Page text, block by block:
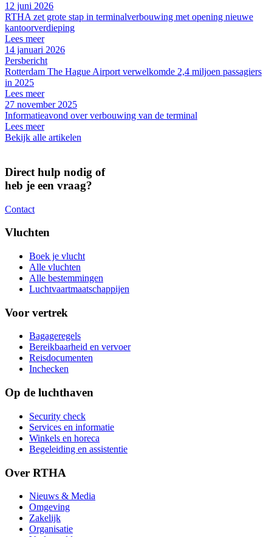
12 juni 2026
RTHA zet grote stap in terminalverbouwing met opening nieuwe
kantoorverdieping
Lees meer
14 januari 2026
Persbericht
Rotterdam The Hague Airport verwelkomde 2,4 miljoen passagiers
in 2025
Lees meer
27 november 2025
Informatieavond over verbouwing van de terminal
Lees meer
Bekijk alle artikelen
Direct hulp nodig of
heb je een vraag?
Contact
Vluchten
Boek je vlucht
Alle vluchten
Alle bestemmingen
Luchtvaartmaatschappijen
Voor vertrek
Bagageregels
Bereikbaarheid en vervoer
Reisdocumenten
Inchecken
Op de luchthaven
Security check
Services en informatie
Winkels en horeca
Begeleiding en assistentie
Over RTHA
Nieuws & Media
Omgeving
Zakelijk
Organisatie